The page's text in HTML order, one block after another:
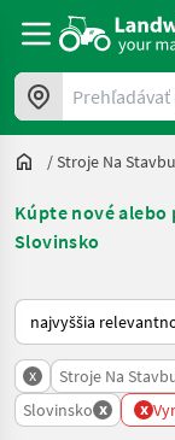
Prehľadávať ponuky
/Stroje Na Stavbu
Kúpte nové alebo
Slovinsko
Takto sa vykonáva
x Stroje Na
Slovinsko x x